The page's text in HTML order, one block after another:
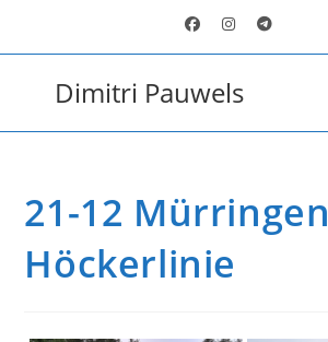
Dimitri Pauwels
21-12 Mürringen
Höckerlinie